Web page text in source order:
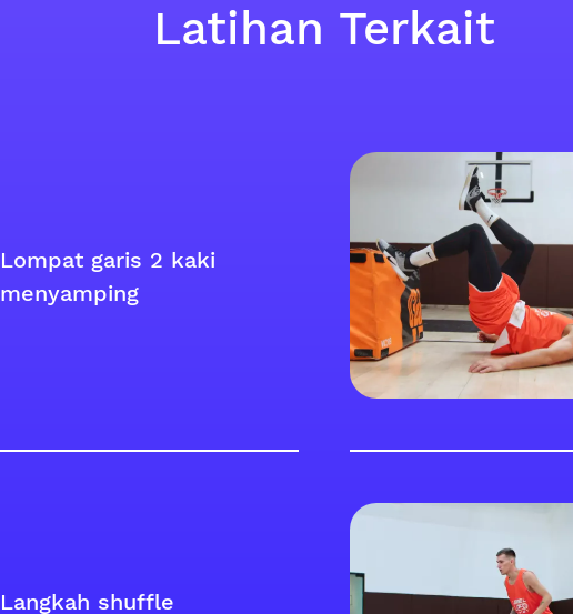
Latihan Terkait
Lompat garis 2 kaki
menyamping
Langkah shuffle